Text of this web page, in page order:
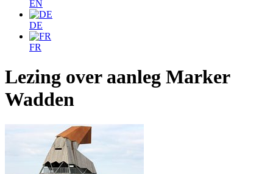
EN
DE
FR
Lezing over aanleg Marker
Wadden